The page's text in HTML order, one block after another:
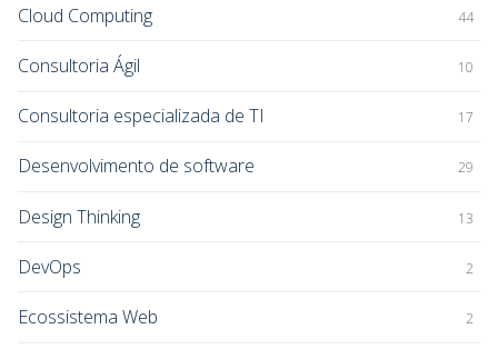
Cloud Computing 44
Consultoria Ágil 10
Consultoria especializada de TI 17
Desenvolvimento de software 29
Design Thinking 13
DevOps 2
Ecossistema Web 2